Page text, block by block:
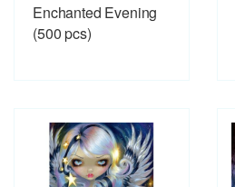
Enchanted Evening
(500 pcs)